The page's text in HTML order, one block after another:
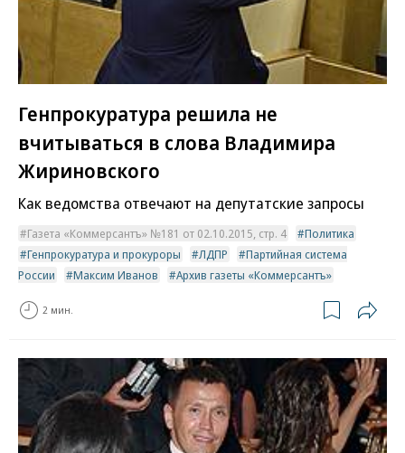
Генпрокуратура решила не
вчитываться в слова Владимира
Жириновского
Как ведомства отвечают на депутатские запросы
Газета «Коммерсантъ» №181 от 02.10.2015, стр. 4
Политика
Генпрокуратура и прокуроры
ЛДПР
Партийная система
России
Максим Иванов Архив газеты «Коммерсантъ»
2 мин.